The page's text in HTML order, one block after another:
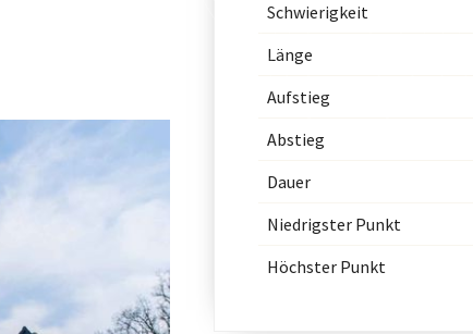
Schwierigkeit
Länge
Aufstieg
Abstieg
Dauer
Niedrigster Punkt
Höchster Punkt